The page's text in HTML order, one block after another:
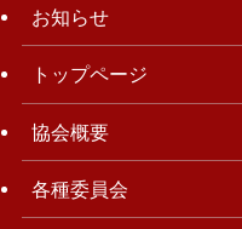
お知らせ
トップページ
協会概要
各種委員会